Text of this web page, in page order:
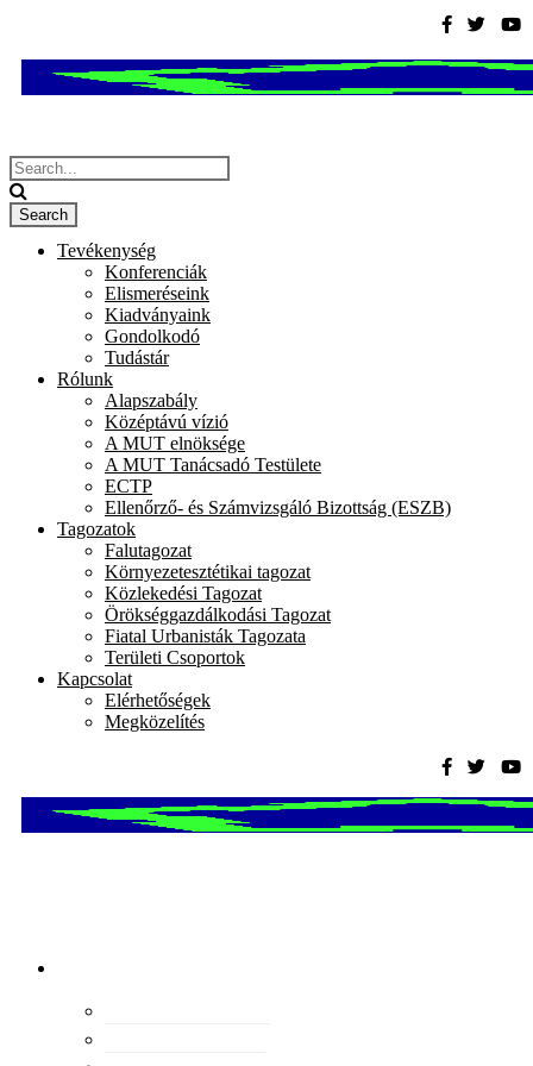
Tevékenység
Konferenciák
Elismeréseink
Kiadványaink
Gondolkodó
Tudástár
Rólunk
Alapszabály
Középtávú vízió
A MUT elnöksége
A MUT Tanácsadó Testülete
ECTP
Ellenőrző- és Számvizsgáló Bizottság (ESZB)
Tagozatok
Falutagozat
Környezetesztétikai tagozat
Közlekedési Tagozat
Örökséggazdálkodási Tagozat
Fiatal Urbanisták Tagozata
Területi Csoportok
Kapcsolat
Elérhetőségek
Megközelítés